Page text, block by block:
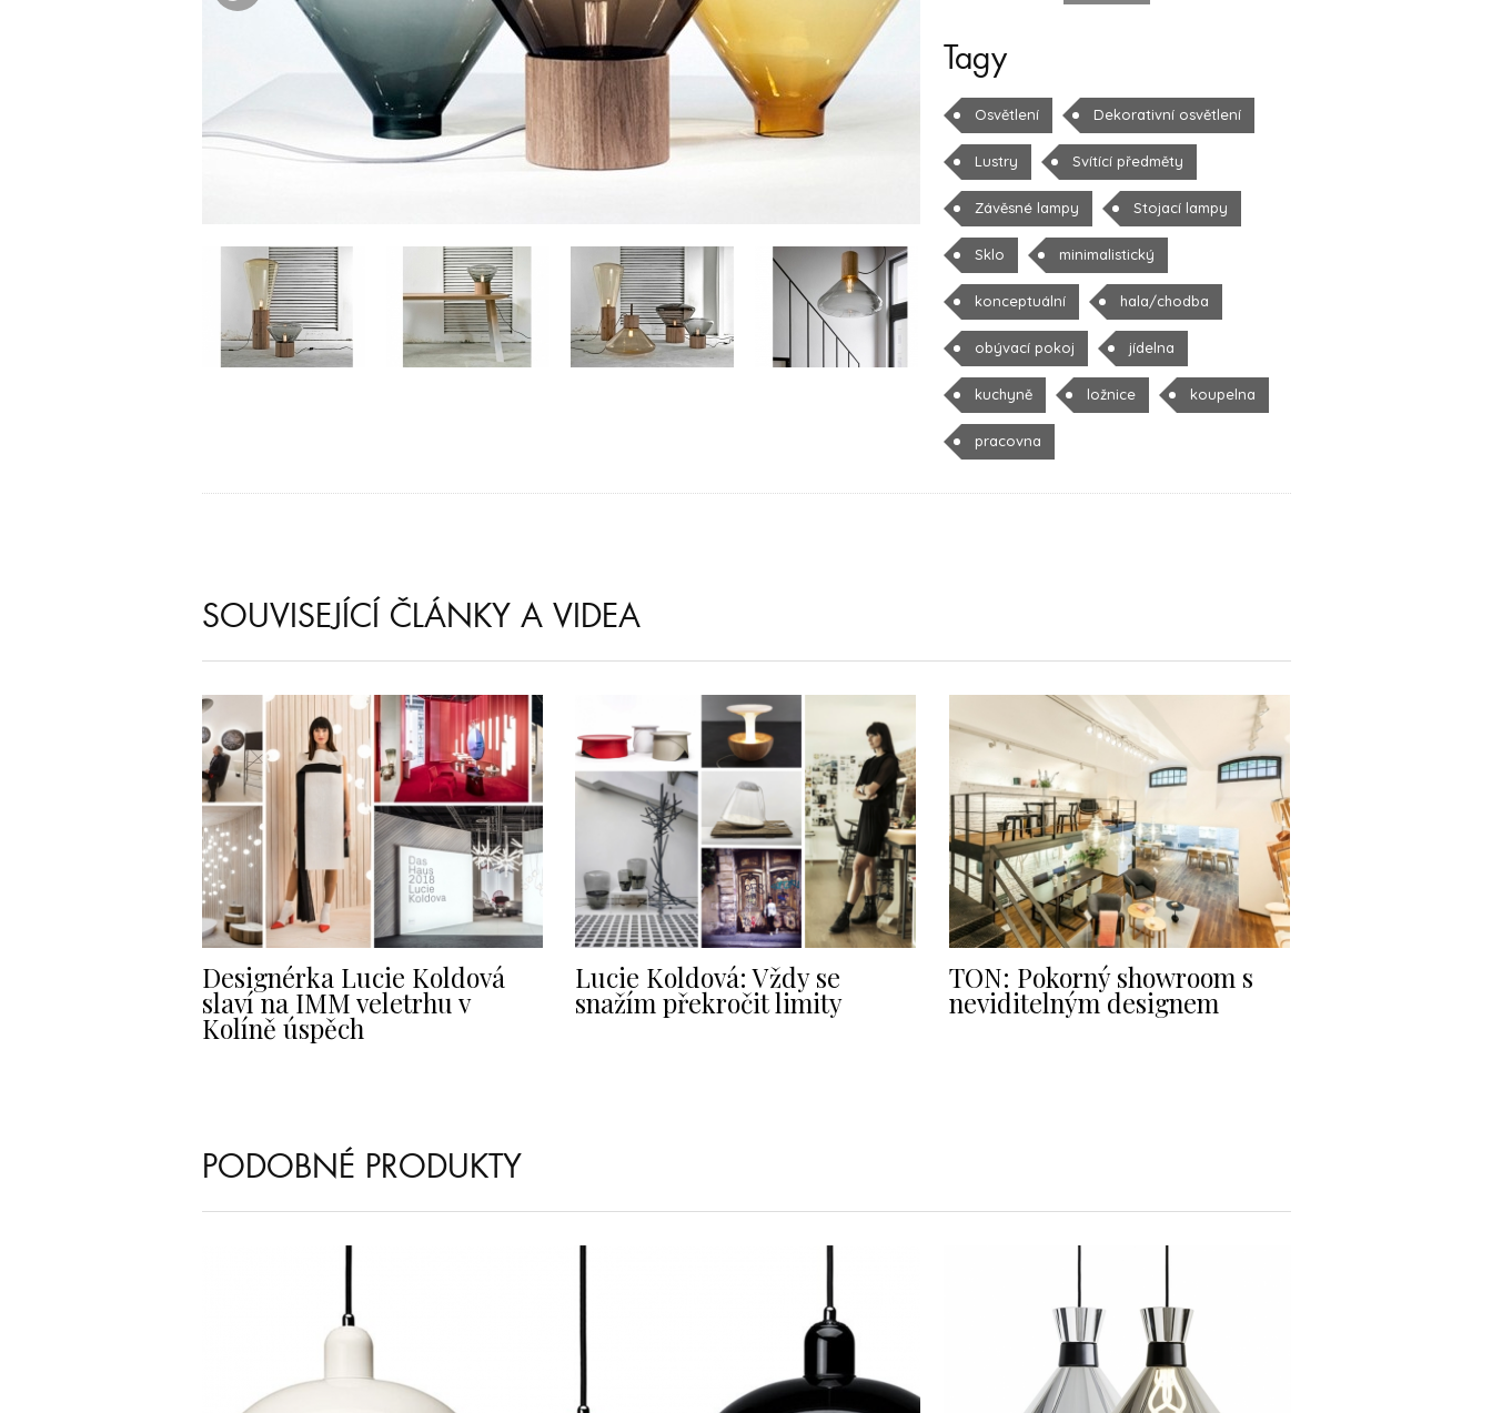
Tagy
Osvětlení Dekorativní osvětlení
Lustry Svítící předměty
Závěsné lampy Stojací lampy
Sklo minimalistický
konceptuální hala/chodba
obývací pokoj jídelna
kuchyně ložnice koupelna
pracovna
SOUVISEJÍCÍ ČLÁNKY A VIDEA
Designérka Lucie Koldová
slaví na IMM veletrhu v
Kolíně úspěch
Lucie Koldová: Vždy se
snažím překročit limity
TON: Pokorný showroom s
neviditelným designem
PODOBNÉ PRODUKTY